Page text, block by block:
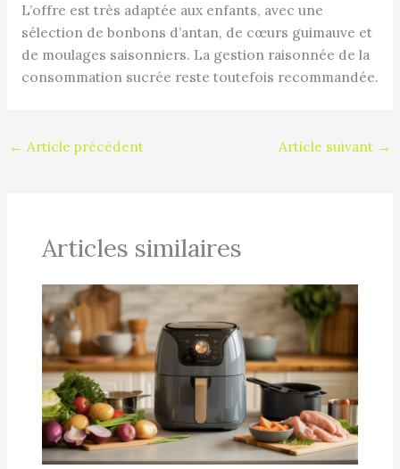
L’offre est très adaptée aux enfants, avec une
sélection de bonbons d’antan, de cœurs guimauve et
de moulages saisonniers. La gestion raisonnée de la
consommation sucrée reste toutefois recommandée.
← Article précédent Article suivant →
Articles similaires